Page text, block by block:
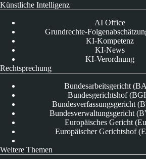
Künstliche Intelligenz
AI Office
Grundrechte-
KI-Kompetenz
KI-News
KI-Verordnung
Rechtsprechung
Bundesarbeitsgericht
Bundesgerichtshof
Bundesverfassungsgericht
Bundesverwaltungsgericht
Europäisches Gericht
Europäischer Gerichtshof
Weitere Themen